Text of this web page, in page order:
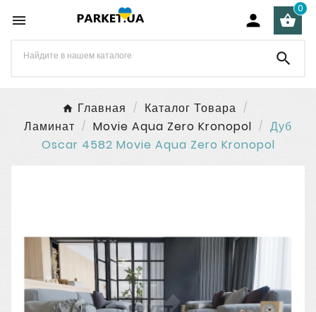
  
0

Главная
Каталог Товара
Ламинат
Movie Aqua Zero Kronopol
Дуб
Oscar 4582 Movie Aqua Zero Kronopol